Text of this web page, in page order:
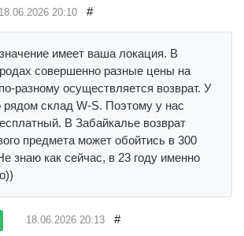
18.06.2026 20:10 #
имеет ваша локация. В
совершенно разные цены на
разному осуществляется возврат. У
рядом склад W-S. Поэтому у нас
В Забайкалье возврат
предмета может обойтись в 300
знаю как сейчас, в 23 году именно
18.06.2026 20:13 #